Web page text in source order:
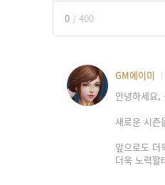
0 / 400
GM에이미
안녕하세요,
새로운 시즌
앞으로도 더
더욱 노력할